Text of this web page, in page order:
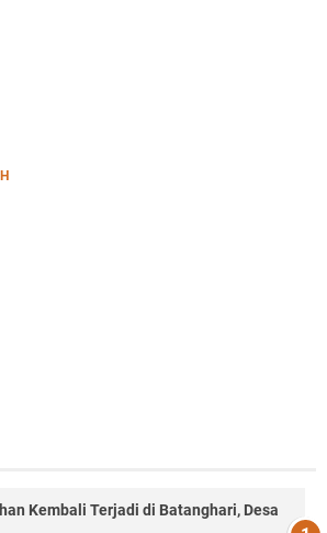
Kembali Terjadi di Batanghari, Desa